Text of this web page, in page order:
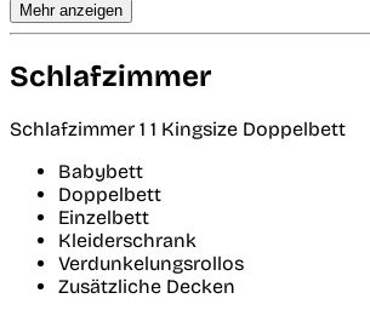
Mehr anzeigen
Schlafzimmer
Schlafzimmer 1 1 Kingsize Doppelbett
Babybett
Doppelbett
Einzelbett
Kleiderschrank
Verdunkelungsrollos
Zusätzliche Decken